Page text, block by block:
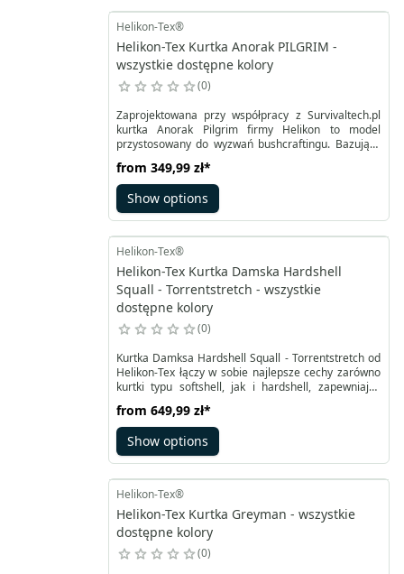
Helikon-Tex®
Helikon-Tex Kurtka Anorak PILGRIM -
wszystkie dostępne kolory
0
Zaprojektowana przy współpracy z Survivaltech.pl
kurtka Anorak Pilgrim firmy Helikon to model
przystosowany do wyzwań bushcraftingu. Bazujący
Obniżona szeroka przednia kieszeń jest ocieplona.
Zamek z przodu pozwala na dobrą wentylację,
podobnie jak zamki pod pachami. Tkanina
DuraCanvas jest z zewnątrz odporna na iskry.
from 349,99 zł*
Show options
Helikon-Tex®
Helikon-Tex Kurtka Damska Hardshell
Squall - Torrentstretch - wszystkie
dostępne kolory
0
Kurtka Damksa Hardshell Squall - Torrentstretch od
Helikon-Tex łączy w sobie najlepsze cechy zarówno
kurtki typu softshell, jak i hardshell, zapewniając
Kurtka Damksa Hardshell Squall jest dostosowana
do damskiej sylwetki, zmieniono umiejscowienie
kieszeni i dopasowano krój kurtki. Kurtka typu
softshell, np. kurtka Blizzard, stanowi miękką
wiatrem i mżawką dzięki zastosowaniu impregnantu
DWR.
from 649,99 zł*
Show options
Helikon-Tex®
Helikon-Tex Kurtka Greyman - wszystkie
dostępne kolory
0